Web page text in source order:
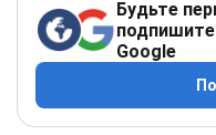
Будьте
Google